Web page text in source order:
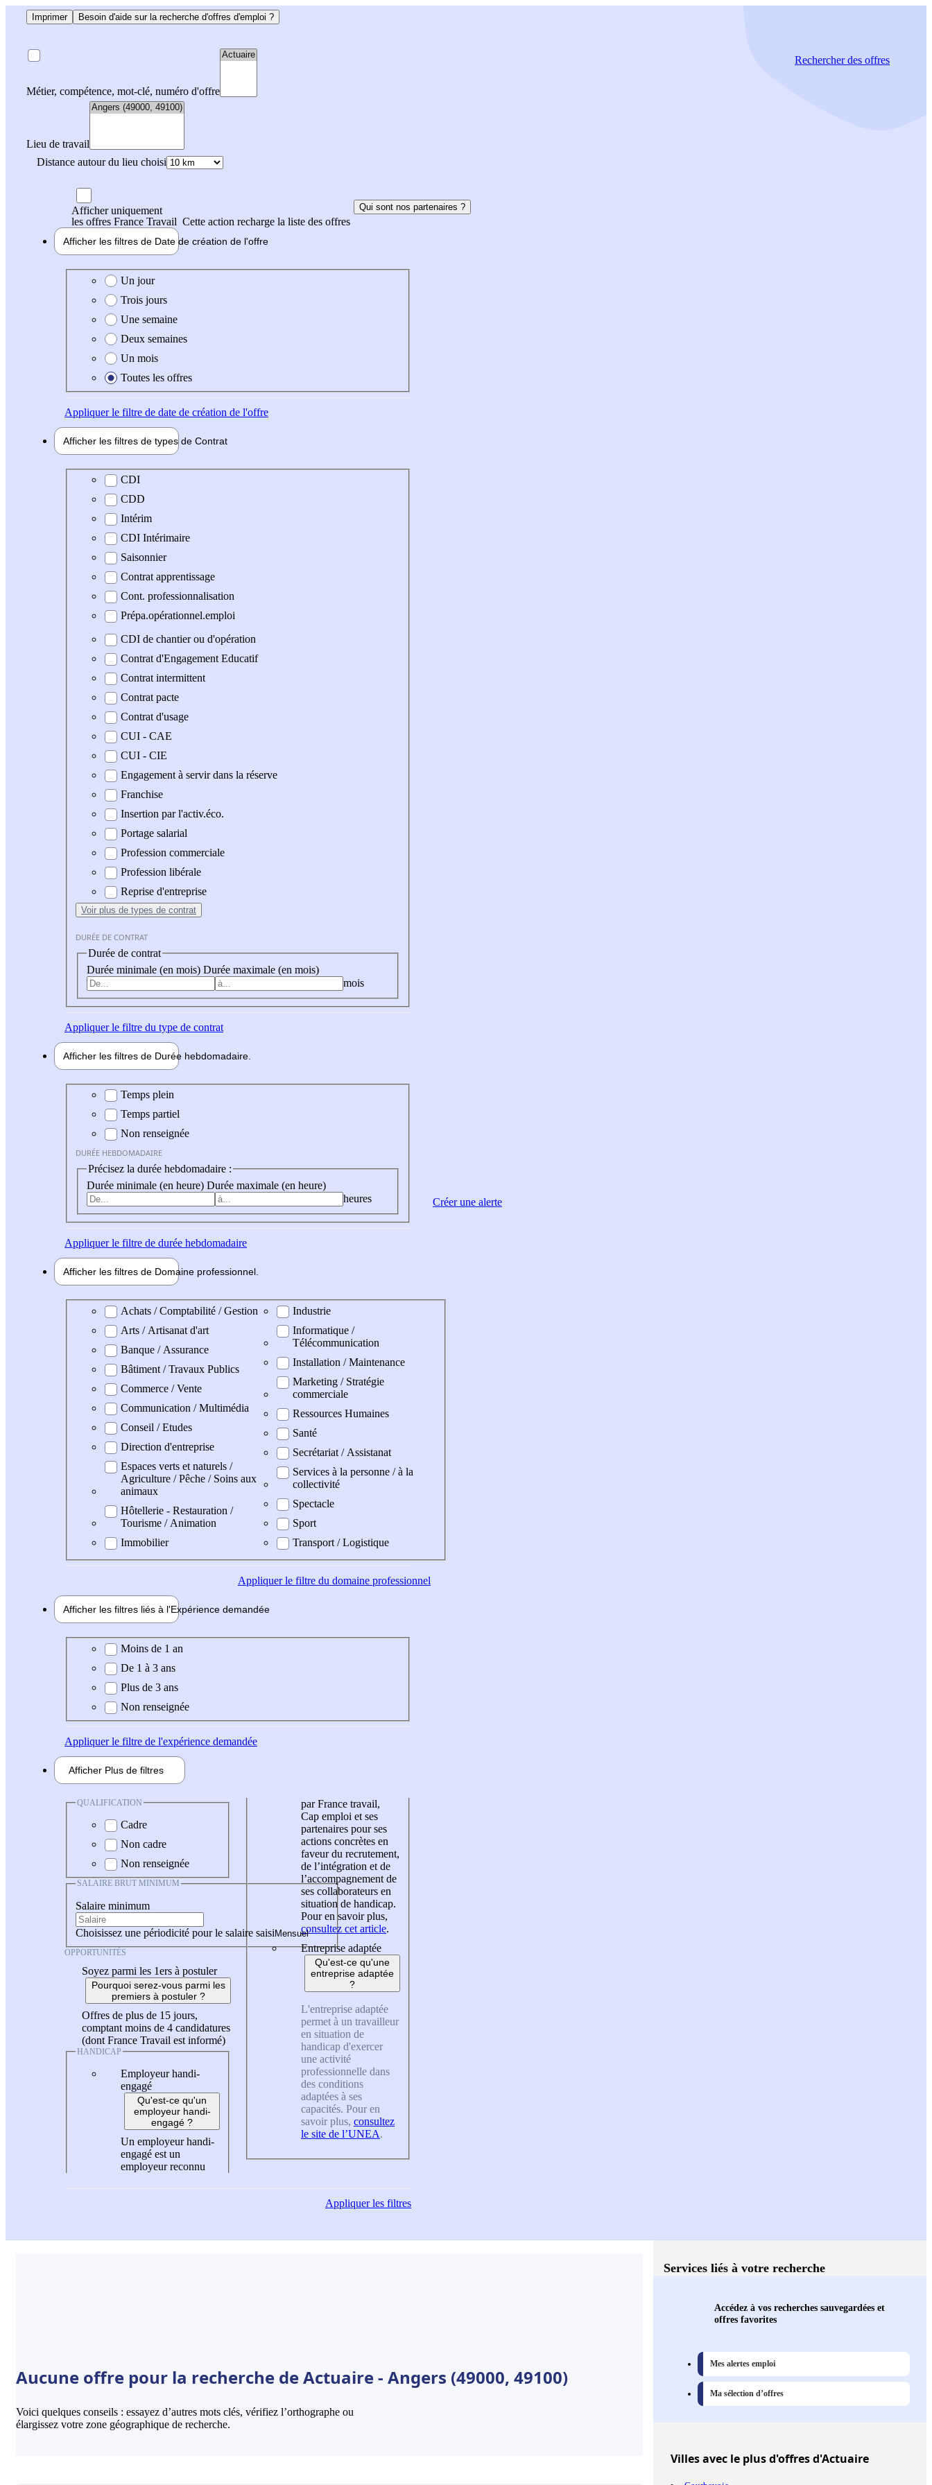
Imprimer Besoin d'aide sur la recherche d'offres d'emploi ?
Métier, compétence, mot-clé, numéro d'offre
Lieu de travail
Distance autour du lieu choisi
Rechercherdes offres
Afficher uniquement
les offres France Travail Cette action recharge la liste des offres
Qui sont nos partenaires ?
Afficher les filtres de Date de création de l'offre
Date de création de l'offre
Un jour
Trois jours
Une semaine
Deux semaines
Un mois
Toutes les offres
Appliquerle filtre de date de création de l'offre
Afficher les filtres de types de Contrat
Type de contrat
CDI
CDD
Intérim
CDI Intérimaire
Saisonnier
Contrat apprentissage
Cont. professionnalisation
Prépa.opérationnel.emploi
CDI de chantier ou d'opération
Contrat d'Engagement Educatif
Contrat intermittent
Contrat pacte
Contrat d'usage
CUI - CAE
CUI - CIE
Engagement à servir dans la réserve
Franchise
Insertion par l'activ.éco.
Portage salarial
Profession commerciale
Profession libérale
Reprise d'entreprise
Voir plus de types de contrat
DURÉE DE CONTRAT
Durée de contrat
Durée minimale (en mois) Durée maximale (en mois)
mois
Appliquerle filtre du type de contrat
Afficher les filtres de Durée hebdomadaire
Durée hebdomadaire
Temps plein
Temps partiel
Non renseignée
DURÉE HEBDOMADAIRE
Précisez la durée hebdomadaire :
Durée minimale (en heure) Durée maximale (en heure)
heures
Appliquerle filtre de durée hebdomadaire
Afficher les filtres de Domaine professionnel
Domaine professionel
Achats / Comptabilité / Gestion
Arts / Artisanat d'art
Banque / Assurance
Bâtiment / Travaux Publics
Commerce / Vente
Communication / Multimédia
Conseil / Etudes
Direction d'entreprise
Espaces verts et naturels /
Agriculture / Pêche / Soins aux
animaux
Hôtellerie - Restauration /
Tourisme / Animation
Immobilier
Industrie
Informatique /
Télécommunication
Installation / Maintenance
Marketing / Stratégie
commerciale
Ressources Humaines
Santé
Secrétariat / Assistanat
Services à la personne / à la
collectivité
Spectacle
Sport
Transport / Logistique
Appliquerle filtre du domaine professionnel
Afficher les filtres liés à l'Expérience demandée
Expérience demandée
Moins de 1 an
De 1 à 3 ans
Plus de 3 ans
Non renseignée
Appliquerle filtre de l'expérience demandée
Afficher Plus de filtres
QUALIFICATION
Cadre
Non cadre
Non renseignée
SALAIRE BRUT MINIMUM
Salaire minimum
Choisissez une périodicité pour le salaire saisi
OPPORTUNITÉS
Soyez parmi les 1ers à postuler
Pourquoi serez-vous parmi les
premiers à postuler ?
Offres de plus de 15 jours,
comptant moins de 4 candidatures
(dont France Travail est informé)
HANDICAP
Employeur handi-
engagé
Qu'est-ce qu'un
employeur handi-
engagé ?
Un employeur handi-
engagé est un
employeur reconnu
par France travail,
Cap emploi et ses
partenaires pour ses
actions concrètes en
faveur du recrutement,
de l’intégration et de
l’accompagnement de
ses collaborateurs en
situation de handicap.
Pour en savoir plus,
consultez cet article.
Entreprise adaptée
Qu'est-ce qu'une
entreprise adaptée
?
L'entreprise adaptée
permet à un travailleur
en situation de
handicap d'exercer
une activité
professionnelle dans
des conditions
adaptées à ses
capacités. Pour en
savoir plus, consultez
le site de l’UNEA.
Appliquerles filtres
Créer une alerte
Aucune offre pour la recherche de Actuaire - Angers (49000, 49100)
Voici quelques conseils : essayez d’autres mots clés, vérifiez l’orthographe ou
élargissez votre zone géographique de recherche.
Services liés à votre recherche
Accédez à vos recherches sauvegardées et
offres favorites
Mes alertes emploi
Ma sélection d’offres
Villesavec le plus d'offres d'Actuaire